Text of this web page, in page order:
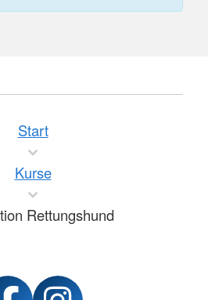
Start
Kurse
Rettungshund